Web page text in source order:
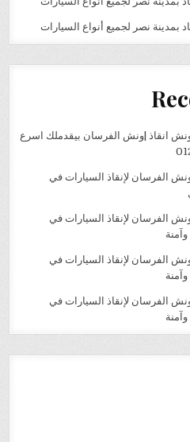
نصر لجميع أنواع السيارات
انقاذ |ونش الفرسان بيقدملك اسرع
الفرسان لإنقاذ السيارات في
الفرسان لإنقاذ السيارات في
الفرسان لإنقاذ السيارات في
الفرسان لإنقاذ السيارات في